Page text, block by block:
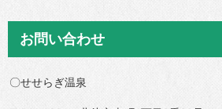
お問い合わせ
〇せせらぎ温泉